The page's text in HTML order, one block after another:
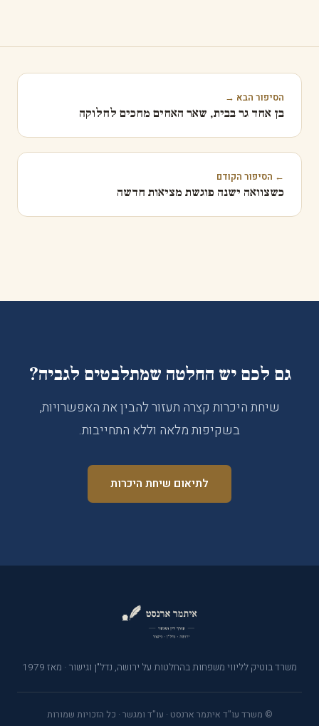
הסיפור הבא →
בן אחד גר בבית, שאר האחים מחכים לחלוקה
← הסיפור הקודם
כשצוואה ישנה פוגשת מציאות חדשה
גם לכם יש החלטה שמתלבטים לגביה?
שיחת היכרות קצרה תעזור להבין את האפשרויות,
בשקיפות מלאה וללא התחייבות.
לתיאום שיחת היכרות
משרד בוטיק לליווי משפחות בהחלטות על ירושה, נדל"ן וגישור · מאז 1979
© משרד עו"ד איתמר ארנסט · עו"ד ומגשר · כל הזכויות שמורות